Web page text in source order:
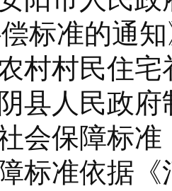
标准的通
农村村民住
县人民政
会保障标准
标准依据